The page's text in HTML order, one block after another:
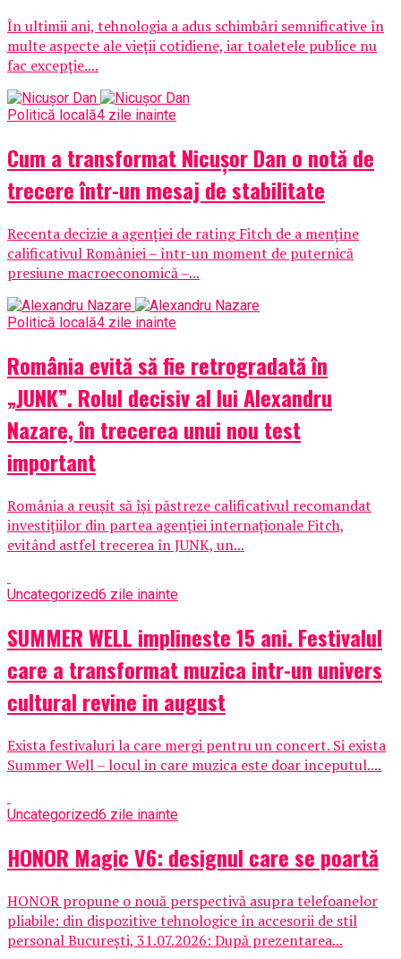
În ultimii ani, tehnologia a adus schimbări semnificative în
multe aspecte ale vieții cotidiene, iar toaletele publice nu
fac excepție....
Politică locală4 zile inainte
Cum a transformat Nicușor Dan o notă de
trecere într-un mesaj de stabilitate
Recenta decizie a agenției de rating Fitch de a menține
calificativul României – într-un moment de puternică
presiune macroeconomică –...
Politică locală4 zile inainte
România evită să fie retrogradată în
„JUNK”. Rolul decisiv al lui Alexandru
Nazare, în trecerea unui nou test
important
România a reușit să își păstreze calificativul recomandat
investițiilor din partea agenției internaționale Fitch,
evitând astfel trecerea în JUNK, un...
Uncategorized6 zile inainte
SUMMER WELL implineste 15 ani. Festivalul
care a transformat muzica intr-un univers
cultural revine in august
Exista festivaluri la care mergi pentru un concert. Si exista
Summer Well – locul in care muzica este doar inceputul....
Uncategorized6 zile inainte
HONOR Magic V6: designul care se poartă
HONOR propune o nouă perspectivă asupra telefoanelor
pliabile: din dispozitive tehnologice în accesorii de stil
personal București, 31.07.2026: După prezentarea...